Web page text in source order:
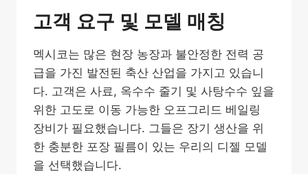
고객 요구 및 모델 매칭
멕시코는 많은 현장 농장과 불안정한 전력 공
급을 가진 발전된 축산 산업을 가지고 있습니
다. 고객은 사료, 옥수수 줄기 및 사탕수수 잎을
위한 고도로 이동 가능한 오프그리드 베일링
장비가 필요했습니다. 그들은 장기 생산을 위
한 충분한 포장 필름이 있는 우리의 디젤 모델
을 선택했습니다.